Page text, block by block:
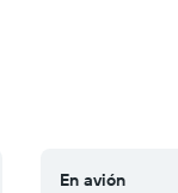
En avión